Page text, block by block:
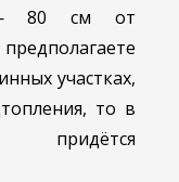
— 80 см от
участках,
то в